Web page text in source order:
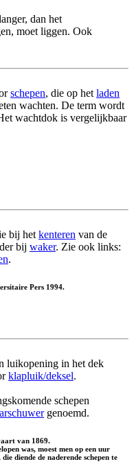
dan het
moet liggen. Ook
schepen, die op hetladen
wachten. De term wordt
wachtdok is vergelijkbaar
bij het kenteren van de
bij waker. Zie ook links:
.
Pers 1994.
luikopening in het dek
klapluik/deksel.
schepen
genoemd.
van 1869.
was, moest men op een uur
diende de naderende schepen te